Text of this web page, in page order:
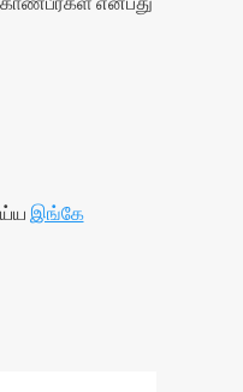
இங்கே